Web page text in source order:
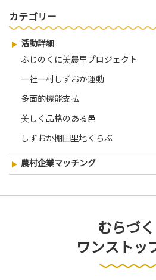
カテゴリー
活動詳細
ふじのくに美農里プロジェクト
一社一村しずおか運動
多面的機能支払
美しく品格のある邑
しずおか棚田里地くらぶ
農村企業マッチング
むらづ
ワンストッ